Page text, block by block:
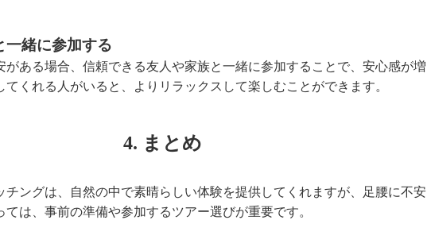
一緒に参加する
がある場合、信頼できる友人や家族と一緒に参加することで、安心感が増
てくれる人がいると、よりリラックスして楽しむことができます。
4. まとめ
チングは、自然の中で素晴らしい体験を提供してくれますが、足腰に不安
ては、事前の準備や参加するツアー選びが重要です。